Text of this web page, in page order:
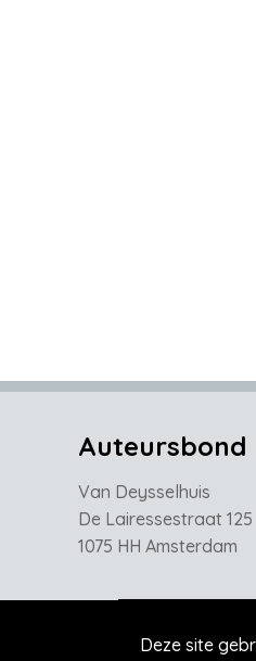
Deze site
Auteursbond
Van Deysselhuis
De Lairessestraat 125
1075 HH Amsterdam
Home De